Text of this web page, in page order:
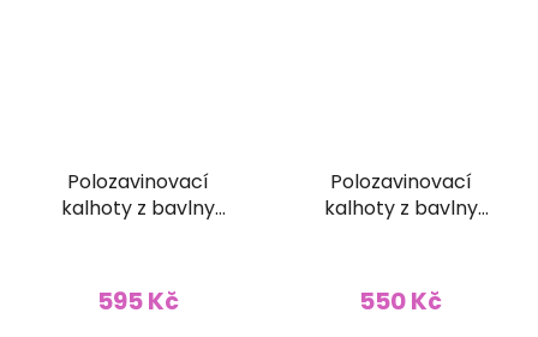
Polozavinovací
kalhoty z bavlny
hodnocení
595 Kč
Polozavinovací
kalhoty z bavlny
550 Kč